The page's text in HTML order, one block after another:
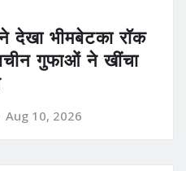
देखा भीमबेटका रॉक
गुफाओं ने खींचा
Aug 10, 2026